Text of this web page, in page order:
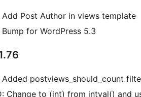
Add Post Author in views template
Bump for WordPress 5.3
Added postviews_should_count
Change to (int) from intval() and